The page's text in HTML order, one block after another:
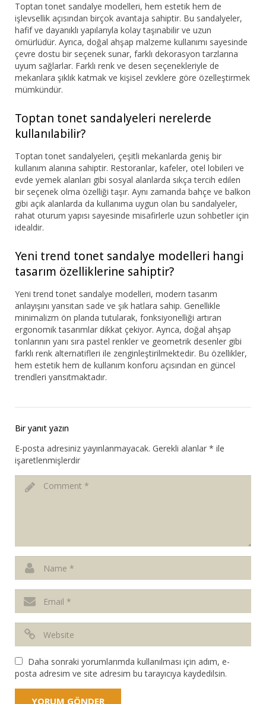
Toptan tonet sandalye modelleri, hem estetik hem de
işlevsellik açısından birçok avantaja sahiptir. Bu sandalyeler,
hafif ve dayanıklı yapılarıyla kolay taşınabilir ve uzun
ömürlüdür. Ayrıca, doğal ahşap malzeme kullanımı sayesinde
çevre dostu bir seçenek sunar, farklı dekorasyon tarzlarına
uyum sağlarlar. Farklı renk ve desen seçenekleriyle de
mekanlara şıklık katmak ve kişisel zevklere göre özelleştirmek
mümkündür.
Toptan tonet sandalyeleri nerelerde
kullanılabilir?
Toptan tonet sandalyeleri, çeşitli mekanlarda geniş bir
kullanım alanına sahiptir. Restoranlar, kafeler, otel lobileri ve
evde yemek alanları gibi sosyal alanlarda sıkça tercih edilen
bir seçenek olma özelliği taşır. Aynı zamanda bahçe ve balkon
gibi açık alanlarda da kullanıma uygun olan bu sandalyeler,
rahat oturum yapısı sayesinde misafirlerle uzun sohbetler için
idealdir.
Yeni trend tonet sandalye modelleri hangi
tasarım özelliklerine sahiptir?
Yeni trend tonet sandalye modelleri, modern tasarım
anlayışını yansıtan sade ve şık hatlara sahip. Genellikle
minimalizm ön planda tutularak, fonksiyonelliği artıran
ergonomik tasarımlar dikkat çekiyor. Ayrıca, doğal ahşap
tonlarının yanı sıra pastel renkler ve geometrik desenler gibi
farklı renk alternatifleri ile zenginleştirilmektedir. Bu özellikler,
hem estetik hem de kullanım konforu açısından en güncel
trendleri yansıtmaktadır.
Bir yanıt yazın
E-posta adresiniz yayınlanmayacak. Gerekli alanlar * ile
işaretlenmişlerdir
Daha sonraki yorumlarımda kullanılması için adım, e-
posta adresim ve site adresim bu tarayıcıya kaydedilsin.